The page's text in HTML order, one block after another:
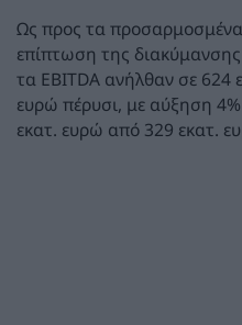
Ως προς τα
επίπτωση της
τα EBITDA ανήλθαν σε 624
ευρώ πέρυσι, με αύξηση
εκατ. ευρώ από 329 εκατ.